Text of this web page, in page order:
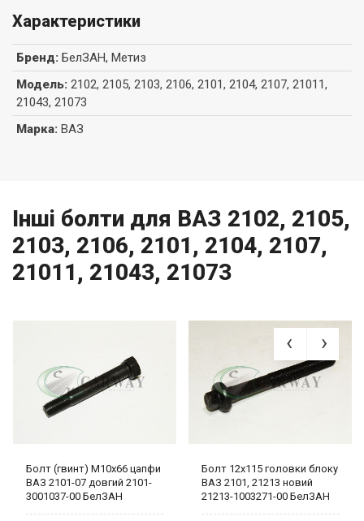
Характеристики
Бренд: БелЗАН, Метиз
Модель: 2102, 2105, 2103, 2106, 2101, 2104, 2107, 21011,
21043, 21073
Марка: ВАЗ
Інші болти для ВАЗ 2102, 2105,
2103, 2106, 2101, 2104, 2107,
21011, 21043, 21073
Болт (гвинт) М10х66 цапфи
ВАЗ 2101-07 довгий 2101-
3001037-00 БелЗАН
Болт 12х115 головки блоку
ВАЗ 2101, 21213 новий
21213-1003271-00 БелЗАН